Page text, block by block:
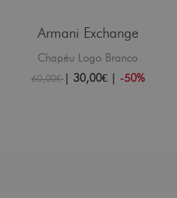
Armani Exchange
Chapéu Logo Branco
60,00€| 30,00€| -50%